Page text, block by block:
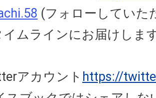
(フォローしていた
イムラインにお届けしま
アカウント https://